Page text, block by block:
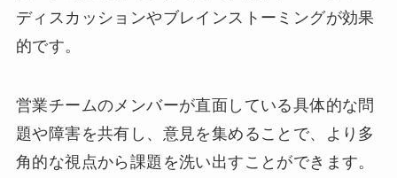
ディスカッションやブレインストーミングが効果
的です。
営業チームのメンバーが直面している具体的な問
題や障害を共有し、意見を集めることで、より多
角的な視点から課題を洗い出すことができます。